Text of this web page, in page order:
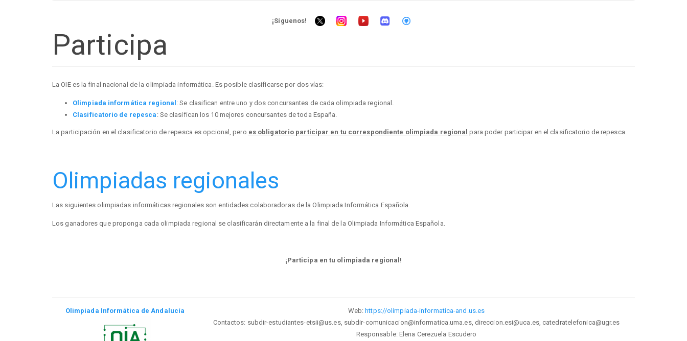
¡Síguenos!
Participa
La OIE es la final nacional de la olimpiada informática. Es posible clasificarse por dos vías:
Olimpiada informática regional: Se clasifican entre uno y dos concursantes de cada olimpiada regional.
Clasificatorio de repesca : Se clasifican los 10 mejores concursantes de toda España.
La participación en el clasificatorio de repesca es opcional, pero es obligatorio participar en tu correspondiente olimpiada regional para poder participar en el clasificatorio de repesca.
Olimpiadas regionales
Las siguientes olimpiadas informáticas regionales son entidades colaboradoras de la Olimpiada Informática Española.
Los ganadores que proponga cada olimpiada regional se clasificarán directamente a la final de la Olimpiada Informática Española.
¡Participa en tu olimpiada regional!
Olimpiada Informática de Andalucía Web:https://olimpiada-informatica-and.us.es
Contactos: subdir-estudiantes-etsii@us.es, subdir-comunicacion@informatica.uma.es, direccion.esi@uca.es, catedratelefonica@ugr.es
Responsable: Elena Cerezuela Escudero